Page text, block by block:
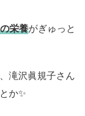
栄養がぎゅっと
滝沢眞規子さん
か✨